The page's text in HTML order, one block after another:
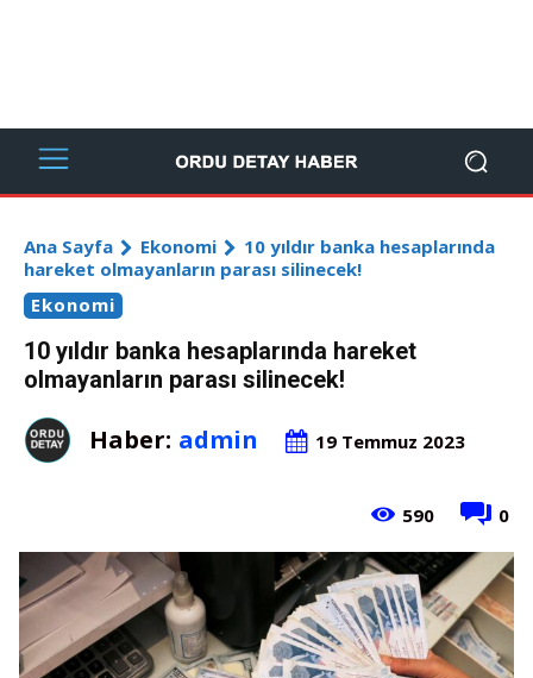
Ana Sayfa Ekonomi
10 yıldır banka hesaplarında
hareket olmayanların parası silinecek!
Ekonomi
10 yıldır banka hesaplarında hareket
olmayanların parası silinecek!
Haber: admin 19 Temmuz 2023
0
590